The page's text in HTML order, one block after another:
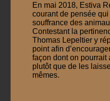
En mai 2018, Estiva
courant de pensée
souffrance des
Contestant la
Thomas Lepeltier y
point afin
façon dont on pourrait
plutôt que de les
mêmes.